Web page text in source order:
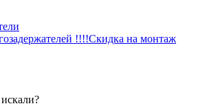
!!!!Скидка на монтаж